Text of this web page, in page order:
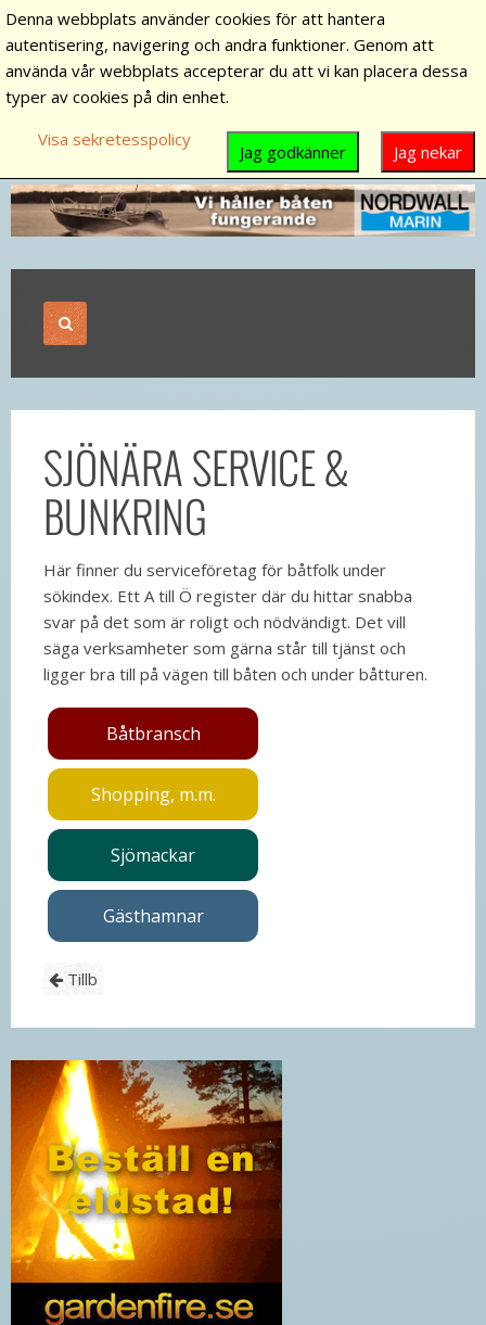
SJÖNÄRA SERVICE &
BUNKRING
Här finner du serviceföretag för båtfolk under
sökindex. Ett A till Ö register där du hittar snabba
svar på det som är roligt och nödvändigt. Det vill
säga verksamheter som gärna står till tjänst och
ligger bra till på vägen till båten och under båtturen.
Båtbransch
Shopping, m.m.
Sjömackar
Gästhamnar
Tillb
Denna webbplats använder cookies för att hantera
autentisering, navigering och andra funktioner. Genom att
använda vår webbplats accepterar du att vi kan placera dessa
typer av cookies på din enhet.
Visa sekretesspolicy
Jag nekar
Jag godkänner